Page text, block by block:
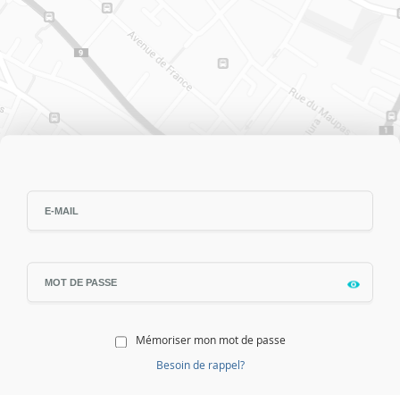
Mémoriser mon mot de passe
Besoin de rappel?